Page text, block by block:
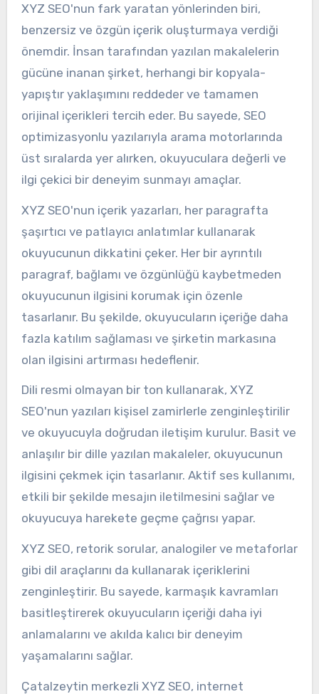
XYZ SEO'nun fark yaratan yönlerinden biri,
benzersiz ve özgün içerik oluşturmaya verdiği
önemdir. İnsan tarafından yazılan makalelerin
gücüne inanan şirket, herhangi bir kopyala-
yapıştır yaklaşımını reddeder ve tamamen
orijinal içerikleri tercih eder. Bu sayede, SEO
optimizasyonlu yazılarıyla arama motorlarında
üst sıralarda yer alırken, okuyuculara değerli ve
ilgi çekici bir deneyim sunmayı amaçlar.
XYZ SEO'nun içerik yazarları, her paragrafta
şaşırtıcı ve patlayıcı anlatımlar kullanarak
okuyucunun dikkatini çeker. Her bir ayrıntılı
paragraf, bağlamı ve özgünlüğü kaybetmeden
okuyucunun ilgisini korumak için özenle
tasarlanır. Bu şekilde, okuyucuların içeriğe daha
fazla katılım sağlaması ve şirketin markasına
olan ilgisini artırması hedeflenir.
Dili resmi olmayan bir ton kullanarak, XYZ
SEO'nun yazıları kişisel zamirlerle zenginleştirilir
ve okuyucuyla doğrudan iletişim kurulur. Basit ve
anlaşılır bir dille yazılan makaleler, okuyucunun
ilgisini çekmek için tasarlanır. Aktif ses kullanımı,
etkili bir şekilde mesajın iletilmesini sağlar ve
okuyucuya harekete geçme çağrısı yapar.
XYZ SEO, retorik sorular, analogiler ve metaforlar
gibi dil araçlarını da kullanarak içeriklerini
zenginleştirir. Bu sayede, karmaşık kavramları
basitleştirerek okuyucuların içeriği daha iyi
anlamalarını ve akılda kalıcı bir deneyim
yaşamalarını sağlar.
Çatalzeytin merkezli XYZ SEO, internet